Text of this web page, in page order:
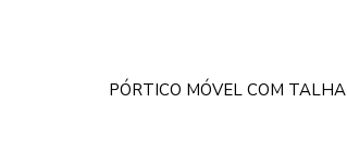
PÓRTICO MÓVEL COM TALHA